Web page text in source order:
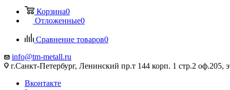
Корзина0
Отложенные0
Сравнение товаров0
info@tm-metall.ru
г.Санкт-Петербург, Ленинский пр.т 144 корп. 1 стр.2 оф.205,
Вконтакте